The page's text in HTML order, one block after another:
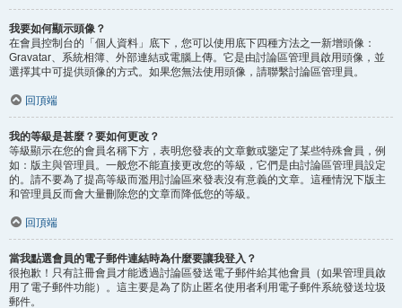
我要如何顯示頭像？
在會員控制台的「個人資料」底下，您可以使用底下四種方法之一新增頭像：
Gravatar、系統相簿、外部連結或電腦上傳。它是由討論區管理員啟用頭像，並
選擇其中可提供頭像的方式。如果您無法使用頭像，請聯繫討論區管理員。
回頂端
我的等級是甚麼？要如何更改？
等級顯示在您的會員名稱下方，表明您發表的文章數或鑒定了某些特殊會員，例
如：版主與管理員。一般您不能直接更改您的等級，它們是由討論區管理員設定
的。請不要為了提高等級而濫用討論區來發表沒有意義的文章。這種情況下版主
和管理員反而會大量刪除您的文章而降低您的等級。
回頂端
當我點選會員的電子郵件連結時為什麼要讓我登入？
很抱歉！只有註冊會員才能透過討論區發送電子郵件給其他會員（如果管理員啟
用了電子郵件功能）。這主要是為了防止匿名使用者利用電子郵件系統發送垃圾
郵件。